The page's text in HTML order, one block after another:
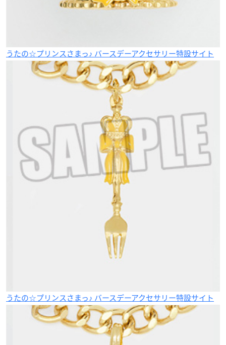
うたの☆プリンスさまっ♪ バースデーアクセサリー特設サイト
うたの☆プリンスさまっ♪ バースデーアクセサリー特設サイト